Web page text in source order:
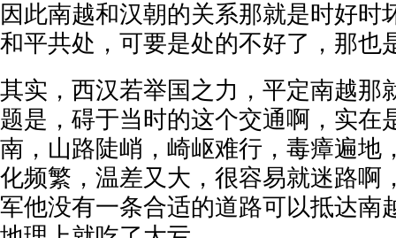
因此南越和汉朝的关系那就是时好时
和平共处，可要是处的不好了，那也
其实，西汉若举国之力，平定南越那
题是，碍于当时的这个交通啊，实在
南，山路陡峭，崎岖难行，毒瘴遍地
化频繁，温差又大，很容易就迷路啊
军他没有一条合适的道路可以抵达南